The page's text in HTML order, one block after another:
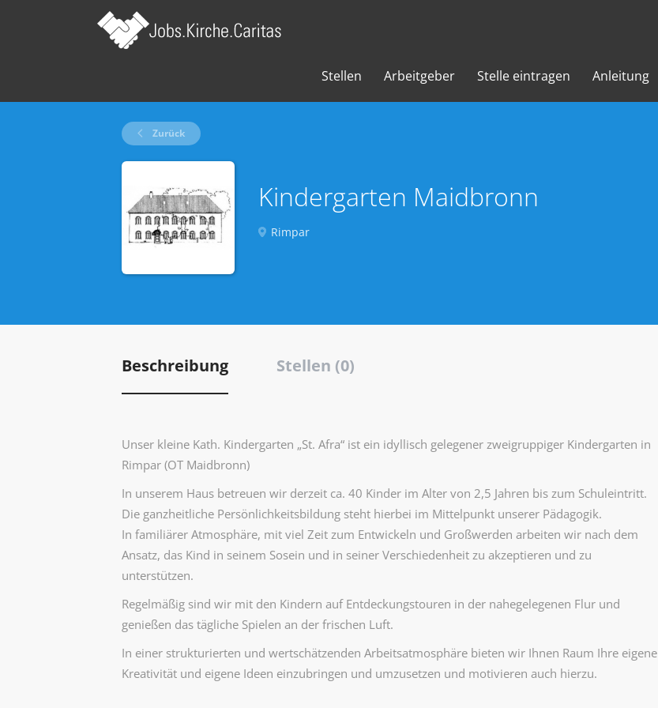
Stellen Arbeitgeber Stelle eintragen Anleitung
Zurück
Kindergarten Maidbronn
Rimpar
Beschreibung Stellen (0)
Unser kleine Kath. Kindergarten „St. Afra“ ist ein idyllisch gelegener zweigruppiger Kindergarten in
Rimpar (OT Maidbronn)
In unserem Haus betreuen wir derzeit ca. 40 Kinder im Alter von 2,5 Jahren bis zum Schuleintritt.
Die ganzheitliche Persönlichkeitsbildung steht hierbei im Mittelpunkt unserer Pädagogik.
In familiärer Atmosphäre, mit viel Zeit zum Entwickeln und Großwerden arbeiten wir nach dem
Ansatz, das Kind in seinem Sosein und in seiner Verschiedenheit zu akzeptieren und zu
unterstützen.
Regelmäßig sind wir mit den Kindern auf Entdeckungstouren in der nahegelegenen Flur und
genießen das tägliche Spielen an der frischen Luft.
In einer strukturierten und wertschätzenden Arbeitsatmosphäre bieten wir Ihnen Raum Ihre eigene
Kreativität und eigene Ideen einzubringen und umzusetzen und motivieren auch hierzu.